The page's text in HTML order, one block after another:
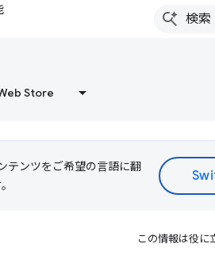
Store
テンツをご希望の言語に翻
この情報は役に